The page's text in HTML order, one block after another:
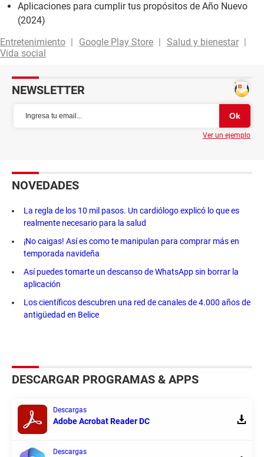
Aplicaciones para cumplir tus propósitos de Año Nuevo
(2024)
Entretenimiento
Google Play Store
Salud y bienestar
Vida social
NEWSLETTER
Ver un ejemplo
NOVEDADES
La regla de los 10 mil pasos. Un cardiólogo explicó lo que es
realmente necesario para la salud
¡No caigas! Así es como te manipulan para comprar más en
temporada navideña
Así puedes tomarte un descanso de WhatsApp sin borrar la
aplicación
Los científicos descubren una red de canales de 4.000 años de
antigüedad en Belice
DESCARGAR PROGRAMAS & APPS
Descargas
Adobe Acrobat Reader DC
Descargas